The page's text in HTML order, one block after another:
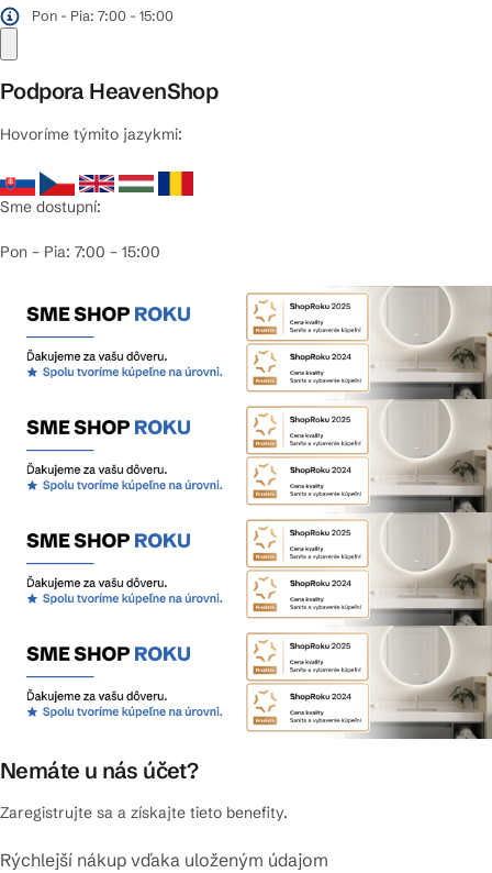
Pon - Pia: 7:00 - 15:00
Podpora HeavenShop
Hovoríme týmito jazykmi:
Sme dostupní:
Pon – Pia: 7:00 – 15:00
Nemáte u nás účet?
Zaregistrujte sa a získajte tieto benefity.
Rýchlejší nákup vďaka uloženým údajom